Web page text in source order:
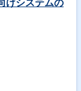
けシステムの